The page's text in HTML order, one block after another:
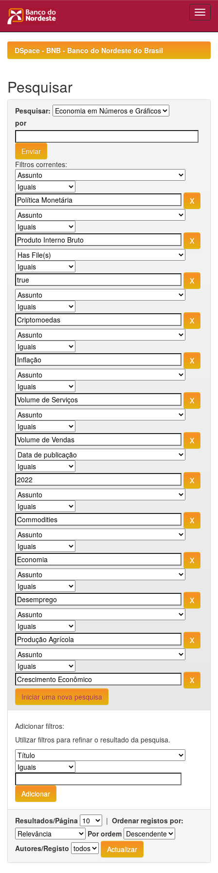
navigationDSpace - BNB - Banco do Nordeste do Brasil
Pesquisar
Pesquisar:
por
Filtros correntes:
Iniciar uma nova pesquisa
Adicionar filtros:
Utilizar filtros para refinar o resultado da pesquisa.
Resultados/Página | Ordenar registos por:
Por ordem
Autores/Registo